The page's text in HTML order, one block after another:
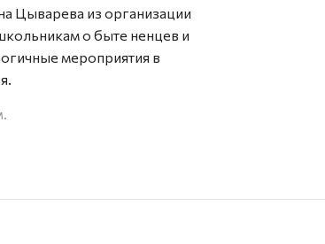
Цыварева из организации
о быте ненцев и
мероприятия в